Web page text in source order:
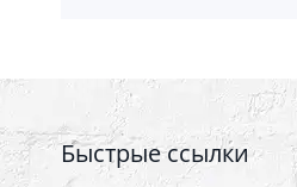
Быстрые ссылки